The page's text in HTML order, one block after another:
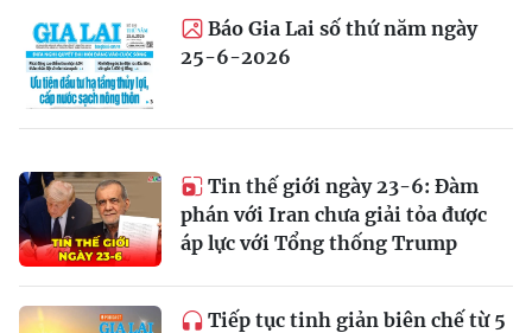
Báo Gia Lai số thứ năm ngày
25-6-2026
Tin thế giới ngày 23-6: Đàm
phán với Iran chưa giải tỏa được
áp lực với Tổng thống Trump
Tiếp tục tinh giản biên chế từ 5